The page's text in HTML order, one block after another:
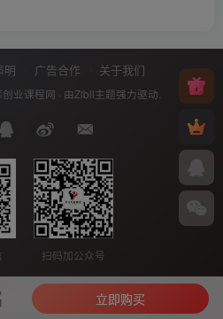
明 广告合作 关于我们
创业课程网 · 由Zibll主题强力驱动.
扫码加公众号
立即购买